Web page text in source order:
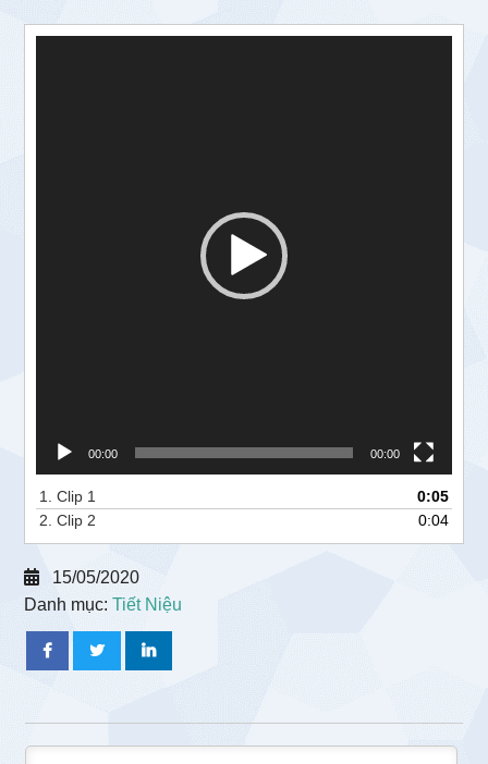
00:00 00:00
1.Clip 1
0:05
2.Clip 2 0:04
15/05/2020
Danh mục:Tiết Niệu